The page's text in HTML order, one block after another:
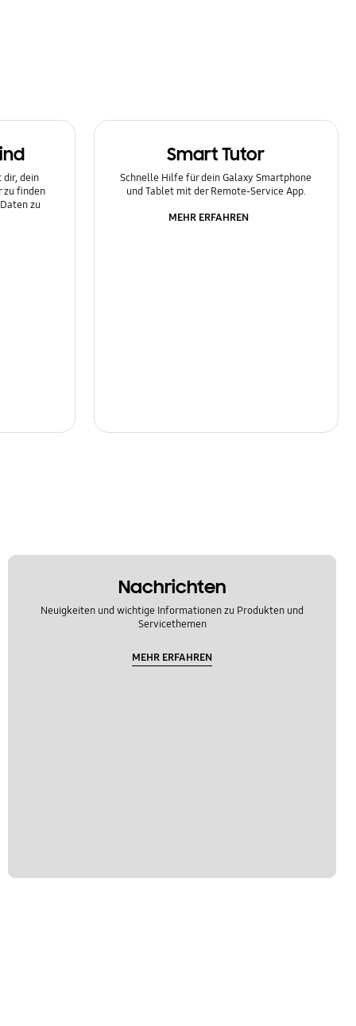
dir, dein
zu finden
zu
Smart Tutor
Schnelle Hilfe für dein Galaxy Smartphone
und Tablet mit der Remote-Service App.
MEHR ERFAHREN
Nachrichten
Neuigkeiten und wichtige Informationen zu Produkten und
Servicethemen
MEHR ERFAHREN